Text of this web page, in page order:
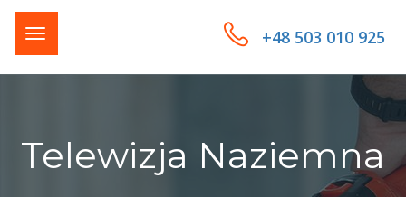
+48 503 010 925
Telewizja Naziemna